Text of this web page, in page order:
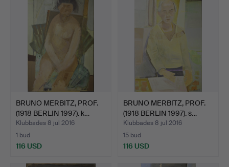
BRUNO MERBITZ, PROF.
(1918 BERLIN 1997). k…
Klubbades 8 jul 2016
1 bud
116 USD
BRUNO MERBITZ, PROF.
(1918 BERLIN 1997). s…
Klubbades 8 jul 2016
15 bud
116 USD